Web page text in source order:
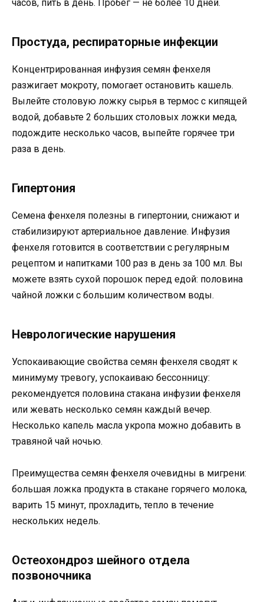
часов, пить в день. Пробег — не более 10 дней.
Простуда, респираторные инфекции
Концентрированная инфузия семян фенхеля
разжигает мокроту, помогает остановить кашель.
Вылейте столовую ложку сырья в термос с кипящей
водой, добавьте 2 больших столовых ложки меда,
подождите несколько часов, выпейте горячее три
раза в день.
Гипертония
Семена фенхеля полезны в гипертонии, снижают и
стабилизируют артериальное давление. Инфузия
фенхеля готовится в соответствии с регулярным
рецептом и напитками 100 раз в день за 100 мл. Вы
можете взять сухой порошок перед едой: половина
чайной ложки с большим количеством воды.
Неврологические нарушения
Успокаивающие свойства семян фенхеля сводят к
минимуму тревогу, успокаиваю бессонницу:
рекомендуется половина стакана инфузии фенхеля
или жевать несколько семян каждый вечер.
Несколько капель масла укропа можно добавить в
травяной чай ночью.
Преимущества семян фенхеля очевидны в мигрени:
большая ложка продукта в стакане горячего молока,
варить 15 минут, прохладить, тепло в течение
нескольких недель.
Остеохондроз шейного отдела
позвоночника